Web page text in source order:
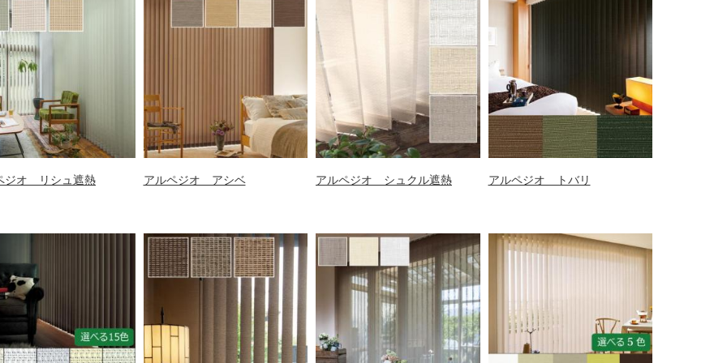
ジオ リシュ遮熱 アルペジオ アシベ アルペジオ シュクル遮熱 アルペジオ トバリ